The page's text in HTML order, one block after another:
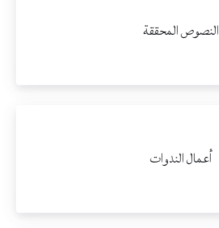
النصوص المحققة
أعمال الندوات